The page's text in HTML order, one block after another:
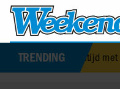
TRENDING
leeftijd met eerste